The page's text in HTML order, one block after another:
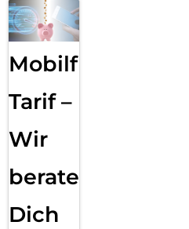
Mobilfunk
Tarif –
Wir
beraten
Dich